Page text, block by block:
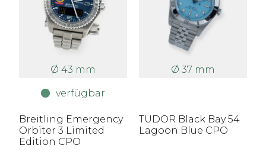
Ø 43 mm
verfügbar
Breitling Emergency
Orbiter 3 Limited
Edition CPO
Ø 37 mm
TUDOR Black Bay 54
Lagoon Blue CPO